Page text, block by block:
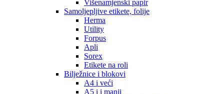
Višenamjenski papir
Samoljepljive etikete, folije
Herma
Utility
Forpus
Apli
Sorex
Etikete na roli
Bilježnice i blokovi
A4 i veći
A5 i i manji